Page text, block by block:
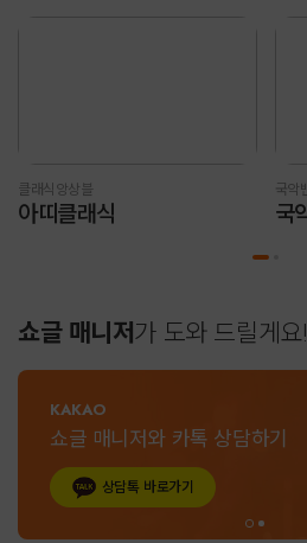
클래식앙상블
아띠클래식
국악
국
쇼글 매니저가 도와 드릴게요!
KAKAO
쇼글 매니저와 카톡 상담하기
상담톡 바로가기